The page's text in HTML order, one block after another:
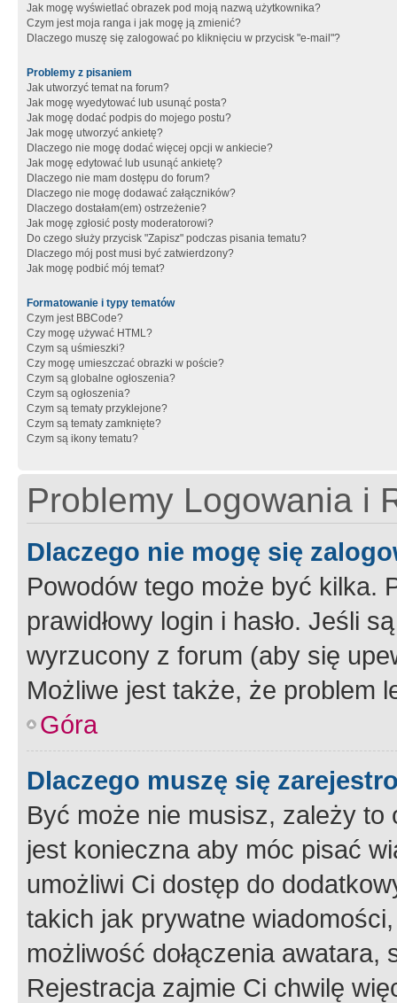
Jak mogę wyświetlać obrazek pod moją nazwą użytkownika?
Czym jest moja ranga i jak mogę ją zmienić?
Dlaczego muszę się zalogować po kliknięciu w przycisk "e-mail"?
Problemy z pisaniem
Jak utworzyć temat na forum?
Jak mogę wyedytować lub usunąć posta?
Jak mogę dodać podpis do mojego postu?
Jak mogę utworzyć ankietę?
Dlaczego nie mogę dodać więcej opcji w ankiecie?
Jak mogę edytować lub usunąć ankietę?
Dlaczego nie mam dostępu do forum?
Dlaczego nie mogę dodawać załączników?
Dlaczego dostałam(em) ostrzeżenie?
Jak mogę zgłosić posty moderatorowi?
Do czego służy przycisk "Zapisz" podczas pisania tematu?
Dlaczego mój post musi być zatwierdzony?
Jak mogę podbić mój temat?
Formatowanie i typy tematów
Czym jest BBCode?
Czy mogę używać HTML?
Czym są uśmieszki?
Czy mogę umieszczać obrazki w poście?
Czym są globalne ogłoszenia?
Czym są ogłoszenia?
Czym są tematy przyklejone?
Czym są tematy zamknięte?
Czym są ikony tematu?
Problemy Logowania i
Dlaczego nie mogę się
Powodów tego może być kilka.
prawidłowy login i hasło. Jeśli
wyrzucony z forum (aby się
Możliwe jest także, że problem
Góra
Dlaczego muszę się
Być może nie musisz, zależy
jest konieczna aby móc pisać
umożliwi Ci dostęp do
takich jak prywatne
możliwość dołączenia
Rejestracja zajmie Ci chwilę